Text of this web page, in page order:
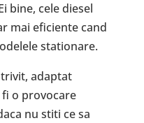
bine, cele diesel
mai eficiente cand
stationare.
adaptat
o provocare
nu stiti ce sa